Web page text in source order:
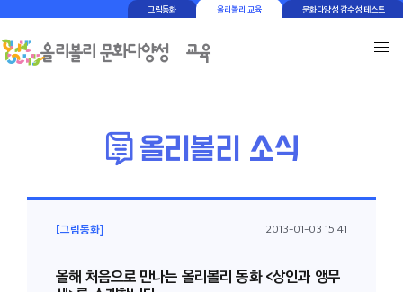
그림동화 올리볼리 교육 문화다양성 감수성 테스트
[그림동화] 2013-01-03 15:41
올해 처음으로 만나는 올리볼리 동화 <상인과 앵무